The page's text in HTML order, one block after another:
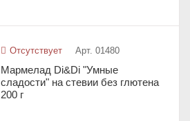
Отсутствует Арт. 01480
Мармелад Di&Di "Умные
сладости" на стевии без глютена
200 г